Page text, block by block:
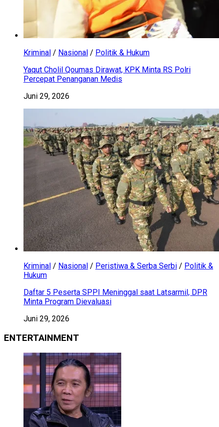
Kriminal / Nasional / Politik & Hukum
Yaqut Cholil Qoumas Dirawat, KPK Minta RS Polri
Percepat Penanganan Medis
Juni 29, 2026
Kriminal / Nasional / Peristiwa & Serba Serbi / Politik &
Hukum
Daftar 5 Peserta SPPI Meninggal saat Latsarmil, DPR
Minta Program Dievaluasi
Juni 29, 2026
ENTERTAINMENT